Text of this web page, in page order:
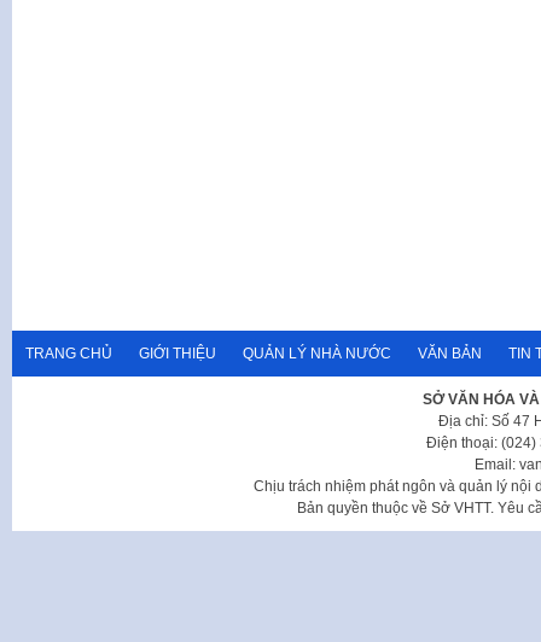
TRANG CHỦ GIỚI THIỆU QUẢN LÝ NHÀ NƯỚC VĂN BẢN TIN
SỞ VĂN HÓA
Địa chỉ: Số 47
Điện thoại: (024)
Email:
Chịu trách nhiệm phát ngôn và quản lý nội
Bản quyền thuộc về Sở VHTT. Yêu